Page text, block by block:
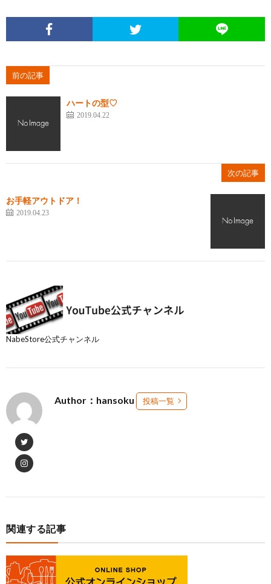
前の記事
ハートの型♡
2019.04.22
次の記事
お手軽アウトドア！
2019.04.23
NabeStore公式チャンネル
Author：hansoku 投稿一覧
関連する記事